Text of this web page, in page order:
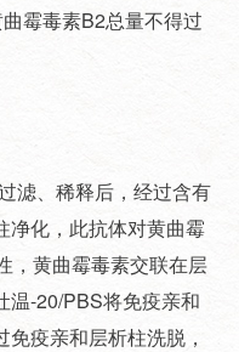
霉毒素B2总量不得过
滤、稀释后，经过含有
净化，此抗体对黄曲霉
，黄曲霉毒素交联在层
温-20/PBS将免疫亲和
疫亲和层析柱洗脱，